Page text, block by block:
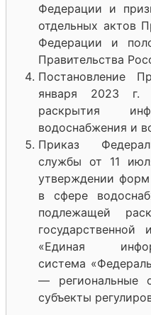
Федерации и
отдельных актов
Федерации и
Правительства
Постановление
января 2023 г.
раскрытия
водоснабжения и
Приказ
службы от 11
утверждении
в сфере
подлежащей
государственной
«Единая
система
— региональные
субъекты